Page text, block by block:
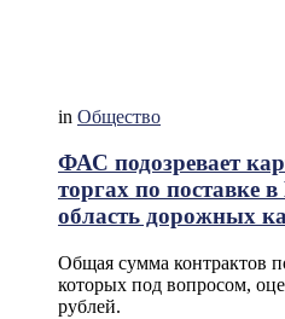
in Общество
ФАС подозревает
торгах по поставке
область дорожных
Общая сумма контрактов
которых под вопросом,
рублей.